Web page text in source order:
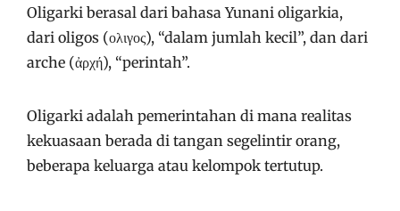
Oligarki berasal dari bahasa Yunani oligarkia,
dari oligos (ολιγος), “dalam jumlah kecil”, dan dari
arche (ἀρχή), “perintah”.
Oligarki adalah pemerintahan di mana realitas
kekuasaan berada di tangan segelintir orang,
beberapa keluarga atau kelompok tertutup.